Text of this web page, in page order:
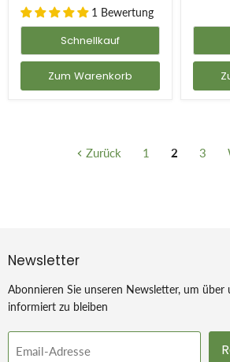
1 Bewertung
Schnellkauf
Zum Warenkorb
Zurück 1 2 3
Newsletter
Abonnieren Sie unseren Newsletter, um über
informiert zu bleiben
Email-Adresse